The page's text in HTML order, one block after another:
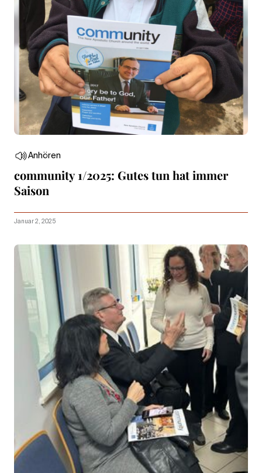
Anhören
community 1/2025: Gutes tun hat immer
Saison
Januar 2, 2025